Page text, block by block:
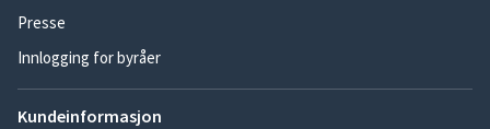
Presse
Innlogging for byråer
Kundeinformasjon